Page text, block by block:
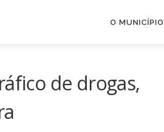
O MUNICÍPIO
de drogas,